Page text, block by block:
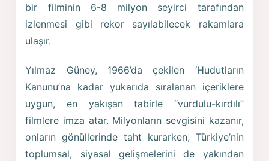
bir filminin 6-8 milyon seyirci tarafından
izlenmesi gibi rekor sayılabilecek rakamlara
ulaşır.
Yılmaz Güney, 1966’da çekilen ‘Hudutların
Kanunu’na kadar yukarıda sıralanan içeriklere
uygun, en yakışan tabirle “vurdulu-kırdılı”
filmlere imza atar. Milyonların sevgisini kazanır,
onların gönüllerinde taht kurarken, Türkiye’nin
toplumsal, siyasal gelişmelerini de yakından